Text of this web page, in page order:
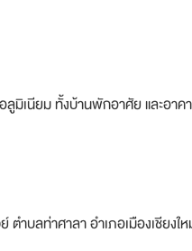
ลูมิเนียม ทั้งบ้านพักอาศัย และอา
บลท่าศาลา อำเภอเมืองเชียงให